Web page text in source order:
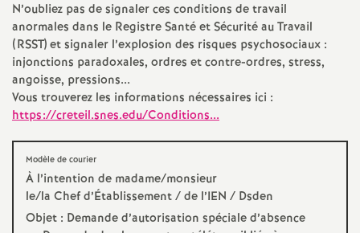
N’oubliez pas de signaler ces conditions de travail
anormales dans le Registre Santé et Sécurité au Travail
(RSST) et signaler l’explosion des risques psychosociaux :
injonctions paradoxales, ordres et contre-ordres, stress,
angoisse, pressions...
Vous trouverez les informations nécessaires ici :
https://creteil.snes.edu/Conditions...
Modèle de courier
À l’intention de madame/monsieur
le/la Chef d’Établissement / de l’IEN / Dsden
Objet : Demande d’autorisation spéciale d’absence